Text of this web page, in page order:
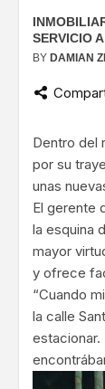
SERVICIO
BY DAMIAN
Dentro del
por su
unas
El gerente
la esquina
mayor
y ofrece
“Cuando
la calle
estacionar.